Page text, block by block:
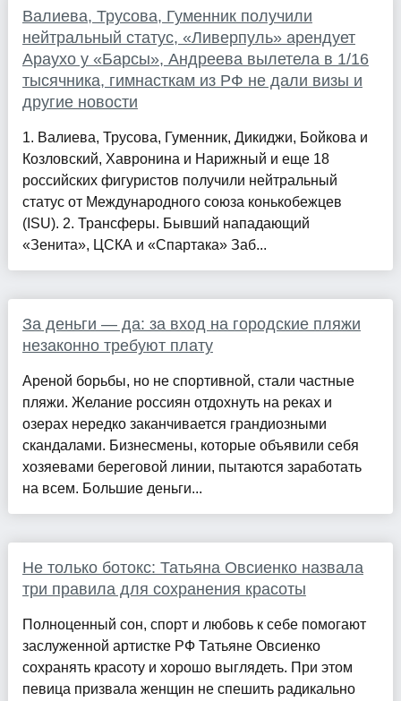
Валиева, Трусова, Гуменник получили
нейтральный статус, «Ливерпуль» арендует
Араухо у «Барсы», Андреева вылетела в 1/16
тысячника, гимнасткам из РФ не дали визы и
другие новости
1. Валиева, Трусова, Гуменник, Дикиджи, Бойкова и
Козловский, Хавронина и Нарижный и еще 18
российских фигуристов получили нейтральный
статус от Международного союза конькобежцев
(ISU). 2. Трансферы. Бывший нападающий
«Зенита», ЦСКА и «Спартака» Заб...
За деньги — да: за вход на городские пляжи
незаконно требуют плату
Ареной борьбы, но не спортивной, стали частные
пляжи. Желание россиян отдохнуть на реках и
озерах нередко заканчивается грандиозными
скандалами. Бизнесмены, которые объявили себя
хозяевами береговой линии, пытаются заработать
на всем. Большие деньги...
Не только ботокс: Татьяна Овсиенко назвала
три правила для сохранения красоты
Полноценный сон, спорт и любовь к себе помогают
заслуженной артистке РФ Татьяне Овсиенко
сохранять красоту и хорошо выглядеть. При этом
певица призвала женщин не спешить радикально